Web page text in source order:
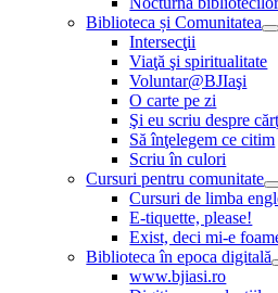
Biblioteca și Comunitatea
Intersecţii
Viaţă şi spiritualitate
Voluntar@BJIaşi
O carte pe zi
Şi eu scriu despre
Să înţelegem ce citim
Scriu în culori
Cursuri pentru comunitate
Cursuri de limba
E-tiquette, please!
Exist, deci mi-e
Biblioteca în epoca digitală
www.bjiasi.ro